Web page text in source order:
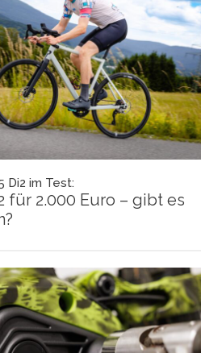
Di2 im Test:
für 2.000 Euro – gibt es